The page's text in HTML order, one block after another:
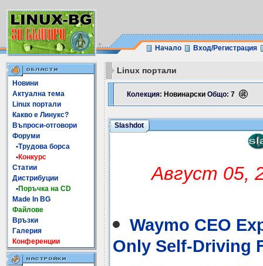
Начало Вход/Регистрация
Новини
Актуална тема
Linux портали
Какво е Линукс?
Въпроси-отговори
Форуми
•Трудова борса
•Конкурс
Статии
Дистрибуции
•Поръчка на CD
Made In BG
Файлове
Връзки
Галерия
Конференции
Linux портали
Колекция: Новинарски Общо: 7
Slashdot
Август 05,
Waymo CEO
Only Self-Driving